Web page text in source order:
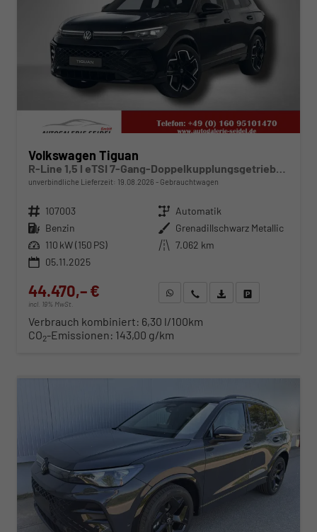
Volkswagen Tiguan
R-Line 1,5 l eTSI 7-Gang-Doppelkupplungsgetriebe DSG
unverbindliche Lieferzeit: 19.08.2026 Gebrauchtwagen
Fahrzeugnr. 107003 Getriebe Automatik
Kraftstoff Benzin Außenfarbe Grenadillschwarz Metallic
Leistung 110 kW (150 PS) Kilometerstand 7.062 km
05.11.2025
44.470,– €
incl. 19% MwSt.
WhatsApp anfragen
Wir rufen Sie anFahrzeugexposé (PDF)
Verbrauch kombiniert: 6,30 l/100km
CO2-Emissionen: 143,00 g/km